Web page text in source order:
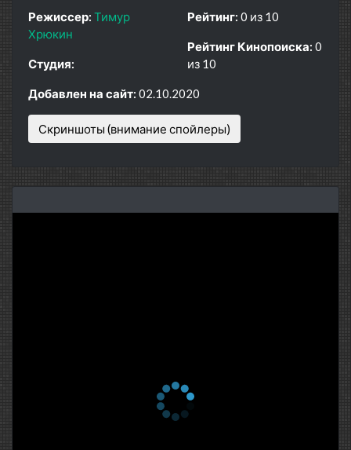
Режиссер: Тимур
Хрюкин
Студия:
Рейтинг: 0 из 10
Рейтинг Кинопоиска: 0
из 10
Добавлен на сайт: 02.10.2020
Скриншоты (внимание спойлеры)